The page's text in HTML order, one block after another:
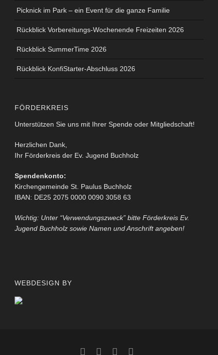
Picknick im Park – ein Event für die ganze Familie
Rückblick Vorbereitungs-Wochenende Freizeiten 2026
Rückblick SummerTime 2026
Rückblick KonfiStarter-Abschluss 2026
FÖRDERKREIS
Unterstützen Sie uns mit Ihrer Spende oder Mitgliedschaft!
Herzlichen Dank,
Ihr Förderkreis der Ev. Jugend Buchholz
Spendenkonto:
Kirchengemeinde St. Paulus Buchholz
IBAN: DE25 2075 0000 0090 3058 63
Wichtig: Unter “Verwendungszweck” bitte Förderkreis Ev.
Jugend Buchholz sowie Namen und Anschrift angeben!
WEBDESIGN BY